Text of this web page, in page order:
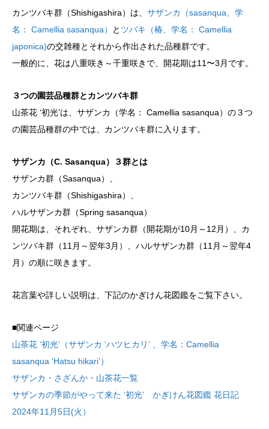
カンツバキ群（Shishigashira）は、 サザンカ（sasanqua、学
名： Camellia sasanqua）
と ツバキ（椿、学名： Camellia
japonica)の交雑種とそれから作出された品種群です。
一般的に、花は八重咲き～千重咲きで、開花期は11〜3月です。
３つの園芸品種群とカンツバキ群
山茶花 ‘初光’は、サザンカ（学名： Camellia sasanqua）の３つ
の園芸品種群の中では、カンツバキ群に入ります。
サザンカ（C. Sasanqua）３群とは
サザンカ群（Sasanqua）、
カンツバキ群（Shishigashira）、
ハルサザンカ群（Spring sasanqua）
開花期は、それぞれ、サザンカ群（開花期が10月～12月）、カ
ンツバキ群（11月～翌年3月）、ハルサザンカ群（11月～翌年4
月）の順に咲きます。
花言葉や詳しい説明は、下記のかぎけん花図鑑をご覧下さい。
■関連ページ
山茶花 ‘初光’（サザンカ ‘ハツヒカリ’ 、学名：Camellia
sasanqua ‘Hatsu hikari’）
サザンカ・さざんか・山茶花一覧
サザンカの季節がやって来た ‘初光’ かぎけん花図鑑 花日記
2024年11月5日(火）